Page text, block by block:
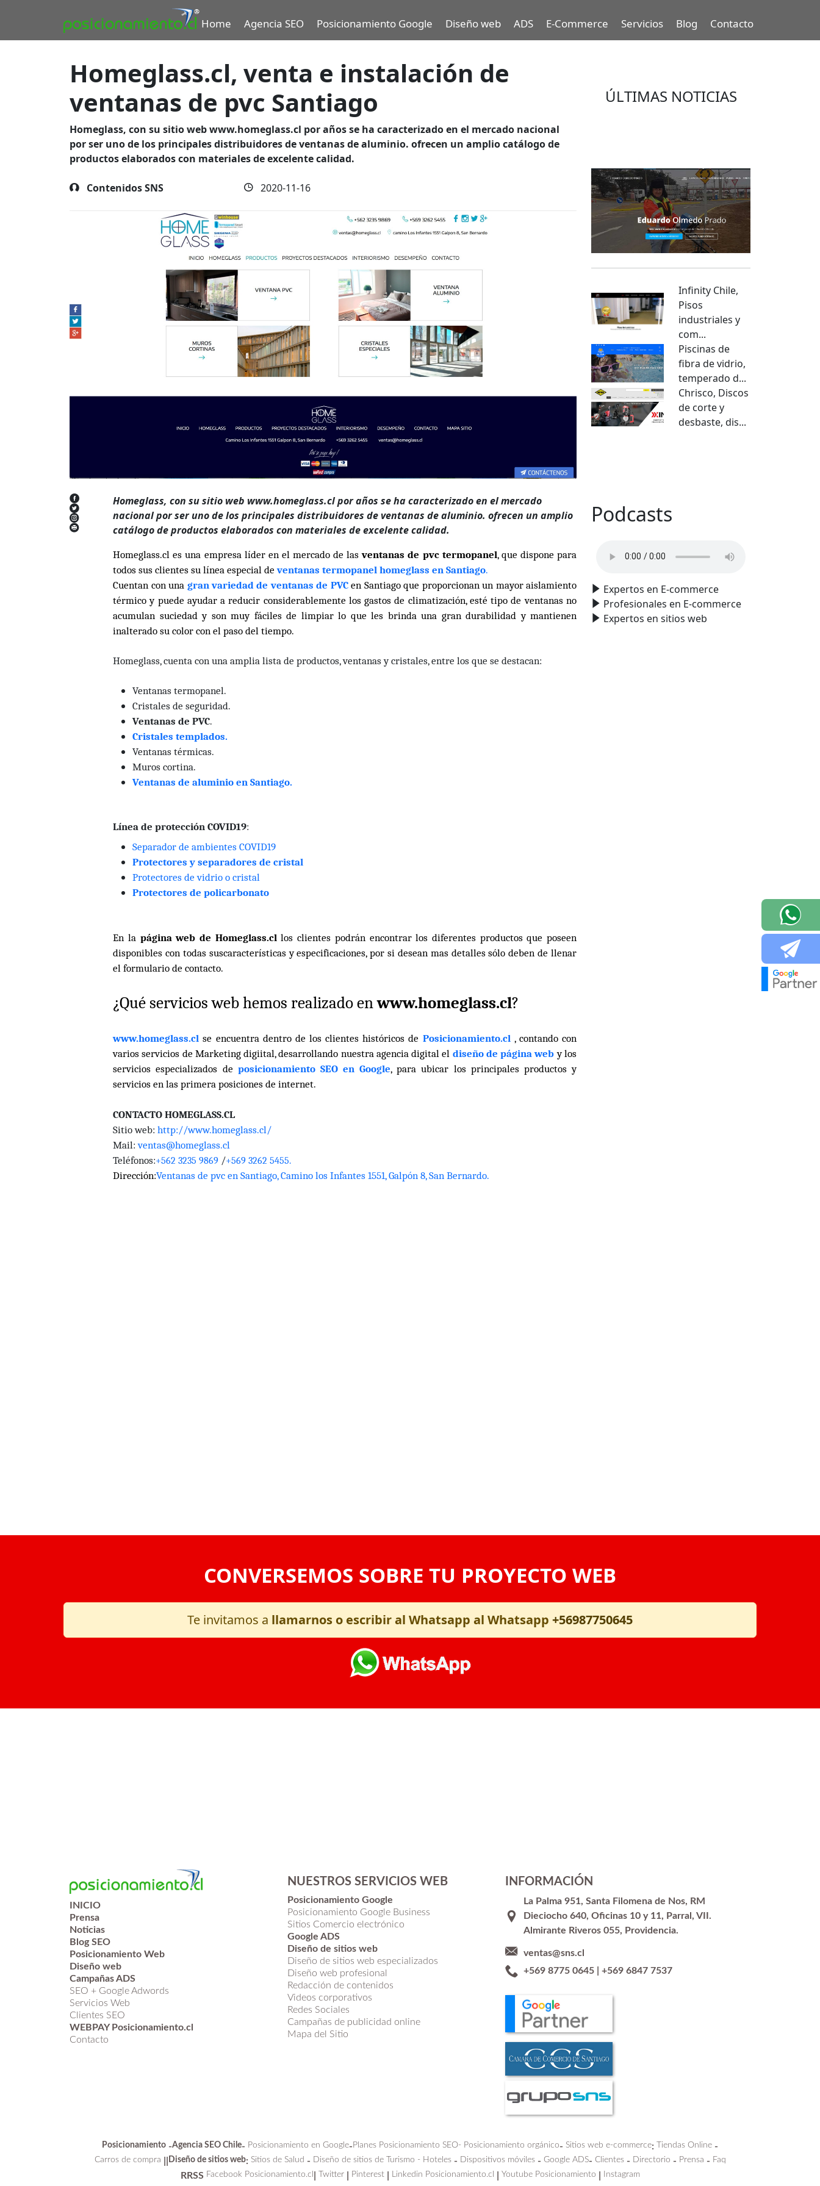
Home Agencia SEO Posicionamiento Google Diseño web ADS E-Commerce Servicios Blog Contacto
Homeglass.cl, venta e instalación de
ventanas de pvc Santiago
Homeglass, con su sitio web www.homeglass.cl por años se ha caracterizado en el mercado nacional
por ser uno de los principalesdistribuidores de ventanas de aluminio. ofrecen un amplio catálogo de
productos elaborados con materiales de excelente calidad.
Contenidos SNS 2020-11-16
Homeglass, con su sitio web www.homeglass.cl por años se ha caracterizado en el mercado
nacional por ser uno de los principales distribuidores de ventanas de aluminio. ofrecen un amplio
catálogo de productos elaborados con materiales de excelente calidad.
Homeglass.cl es una empresa líder en el mercado de lasventanas de pvc termopanel, que dispone para
todos sus clientes su línea especial deventanas termopanel homeglass en Santiago.
Cuentan con una gran variedad de ventanas de PVCen Santiago que proporcionan un mayor aislamiento
térmico y puede ayudar a reducir considerablemente los gastos de climatización, esté tipo de ventanas no
acumulan suciedad y son muy fáciles de limpiar lo que les brinda una gran durabilidad y mantienen
inalterado su color con el paso del tiempo.
Homeglass, cuenta con una amplia lista de productos, ventanas y cristales, entre los que se destacan:
Ventanas termopanel.
Cristales de seguridad.
Ventanas de PVC.
Cristales templados.
Ventanas térmicas.
Muros cortina.
Ventanas de aluminio en Santiago.
Línea de protección COVID19:
Separador de ambientes COVID19
Protectores y separadores de cristal
Protectores de vidrio o cristal
Protectores de policarbonato
En la página web de Homeglass.cllos clientes podrán encontrar los diferentes productos que poseen
disponibles con todas suscaracterísticas y especificaciones, por si desean mas detalles sólo deben de llenar
el formulario de contacto.
¿Qué servicios web hemos realizado enwww.homeglass.cl?
www.homeglass.cl se encuentra dentro de los clientes históricos de Posicionamiento.cl, contando con
varios servicios de Marketing digiital, desarrollando nuestra agencia digital el diseño de página web y los
servicios especializados de posicionamiento SEO en Google, para ubicar los principales productos y
servicios en las primera posiciones de internet.
CONTACTO HOMEGLASS.CL
Sitio web:http://www.homeglass.cl/
Mail: ventas@homeglass.cl
Teléfonos:+562 3235 9869 /+569 3262 5455.
Dirección:Ventanas de pvc en Santiago, Camino los Infantes 1551, Galpón 8, San Bernardo.
ÚLTIMAS NOTICIAS
Infinity Chile,
Pisos
industriales y
com...
Piscinas de
fibra de vidrio,
temperado d...
Chrisco, Discos
de corte y
desbaste, dis...
Podcasts
Expertos en E-commerce
Profesionales en E-commerce
Expertos en sitios web
CONVERSEMOS SOBRE TU PROYECTO WEB
Te invitamos a llamarnos o escribir al Whatsapp al Whatsapp +56987750645
INICIO
Prensa
Noticias
Blog SEO
Posicionamiento Web
Diseño web
Campañas ADS
SEO + Google Adwords
Servicios Web
Clientes SEO
WEBPAY Posicionamiento.cl
Contacto
NUESTROS SERVICIOS WEB
Posicionamiento Google
Posicionamiento Google Business
Sitios Comercio electrónico
Google ADS
Diseño de sitios web
Diseño de sitios web especializados
Diseño web profesional
Redacción de contenidos
Videos corporativos
Redes Sociales
Campañas de publicidad online
Mapa del Sitio
INFORMACIÓN
La Palma 951, Santa Filomena de Nos, RM
Dieciocho 640, Oficinas 10 y 11, Parral, VII.
Almirante Riveros 055, Providencia.
ventas@sns.cl
+569 8775 0645 |+569 6847 7537
Posicionamiento -Agencia SEO Chile- Posicionamiento en Google- Planes Posicionamiento SEO- Posicionamiento orgánico- Sitios web e-commerce: Tiendas Online -
Carros de compra Diseño de sitios web: Sitios de Salud - Diseño de sitios de Turismo - Hoteles- Dispositivos móviles- Google ADS- Clientes- Directorio - Prensa - Faq
RRSS Facebook Posicionamiento.cl Twitter| Pinterest| Linkedin Posicionamiento.cl Youtube Posicionamiento Instagram